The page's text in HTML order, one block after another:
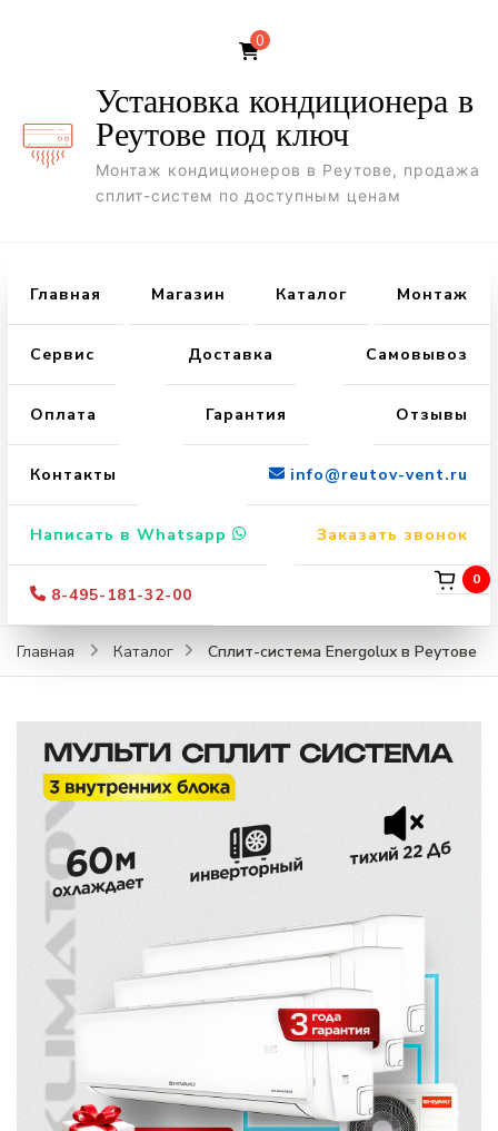
0
Установка кондиционера в
Реутове под ключ
Монтаж кондиционеров в Реутове, продажа
сплит-систем по доступным ценам
Главная Магазин Каталог Монтаж
Сервис Доставка Самовывоз
Оплата Гарантия Отзывы
Контакты info@reutov-vent.ru
Написать в Whatsapp Заказать звонок
8-495-181-32-00
0
Главная Каталог Сплит-система Energolux в Реутове